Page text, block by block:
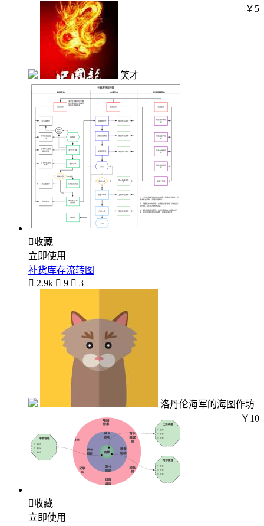
笑才
￥5
收藏
立即使用
补货库存流转图
 2.9k  9  3
洛丹伦海军的海图作坊
￥10
收藏
立即使用